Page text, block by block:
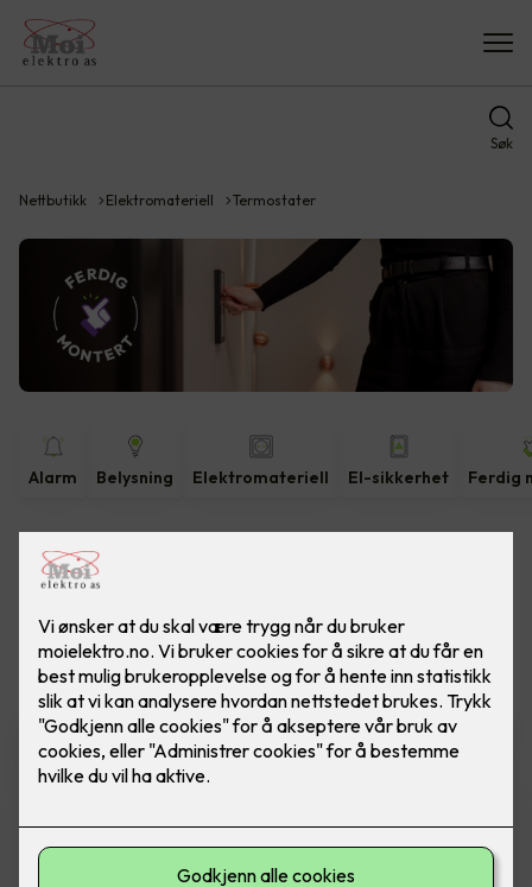
Søk
Nettbutikk Elektromateriell Termostater
Alarm Belysning Elektromateriell El-sikkerhet Ferdig
Vis flerefiltre
Bytte av termostat - ELKO
One Hvit
Matter termostat, i fargen hvit.